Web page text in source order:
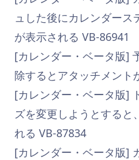
ュした後にカレンダース
が表示される VB-86941
[カレンダー・ベータ版]
除するとアタッチメント
[カレンダー・ベータ版]
ズを変更しようとすると
れる VB-87834
[カレンダー・ベータ版]